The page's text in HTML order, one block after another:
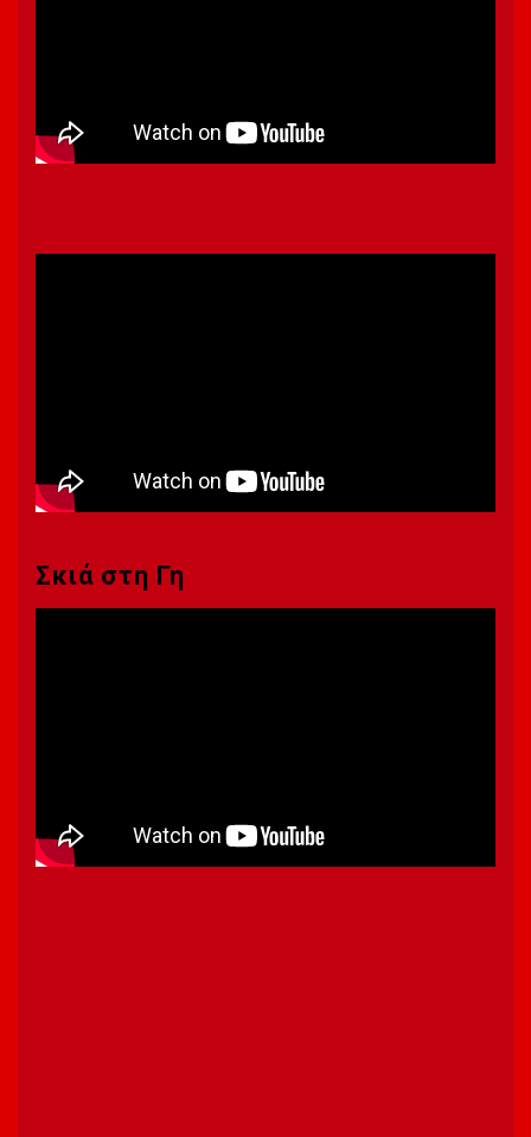
Σκιά στη Γη